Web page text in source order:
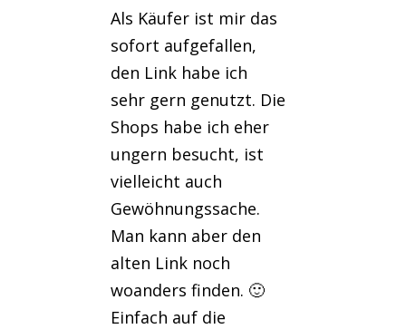
Als Käufer ist mir das
sofort aufgefallen,
den Link habe ich
sehr gern genutzt. Die
Shops habe ich eher
ungern besucht, ist
vielleicht auch
Gewöhnungssache.
Man kann aber den
alten Link noch
woanders finden. 🙂
Einfach auf die